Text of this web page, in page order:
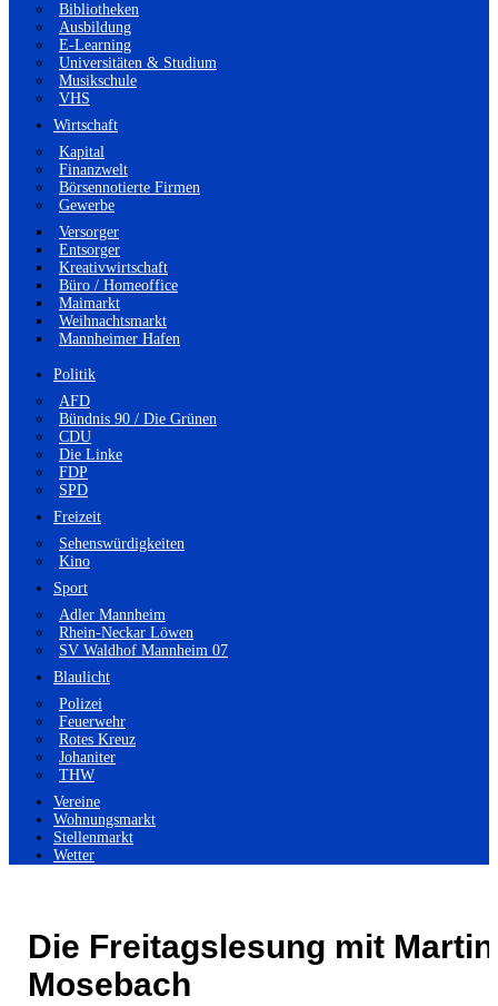
Bibliotheken
Ausbildung
E-Learning
Universitäten & Studium
Musikschule
VHS
Wirtschaft
Kapital
Finanzwelt
Börsennotierte Firmen
Gewerbe
Versorger
Entsorger
Kreativwirtschaft
Büro / Homeoffice
Maimarkt
Weihnachtsmarkt
Mannheimer Hafen
Politik
AFD
Bündnis 90 / Die Grünen
CDU
Die Linke
FDP
SPD
Freizeit
Sehenswürdigkeiten
Kino
Sport
Adler Mannheim
Rhein-Neckar Löwen
SV Waldhof Mannheim 07
Blaulicht
Polizei
Feuerwehr
Rotes Kreuz
Johaniter
THW
Vereine
Wohnungsmarkt
Stellenmarkt
Wetter
Die Freitagslesung mit Martin
Mosebach